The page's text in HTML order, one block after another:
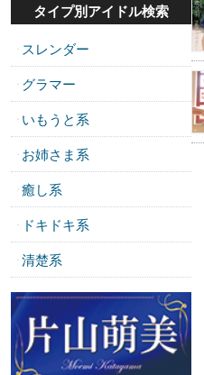
タイプ別アイドル検索
・ スレンダー
・ グラマー
・ いもうと系
・ お姉さま系
・ 癒し系
・ ドキドキ系
・ 清楚系